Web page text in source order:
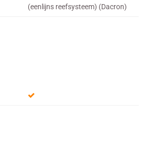
(eenlijns reefsysteem) (Dacron)